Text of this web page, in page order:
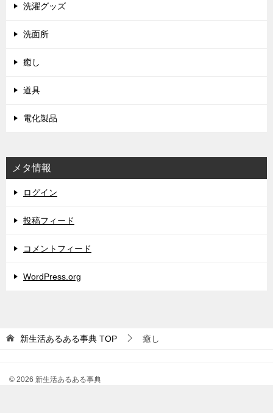
洗濯グッズ
洗面所
癒し
道具
電化製品
メタ情報
ログイン
投稿フィード
コメントフィード
WordPress.org
新生活あるある事典 TOP 癒し
© 2026 新生活あるある事典